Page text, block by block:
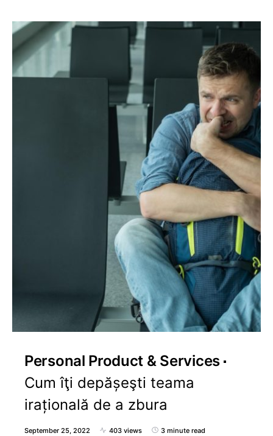
Personal Product & Services
Cum îţi depășeşti teama
irațională de a zbura
September 25, 2022 403 views 3 minute read